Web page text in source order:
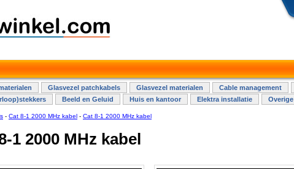
Glasvezel patchkabels Glasvezel materialen Cable management
Beeld en Geluid Huis en kantoor Elektra installatie Overige
- Cat 8-1 2000 MHz kabel - Cat 8-1 2000 MHz kabel
1 2000 MHz kabel